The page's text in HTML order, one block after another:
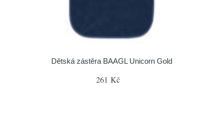
Dětská zástěra BAAGL Unicorn Gold
261 Kč